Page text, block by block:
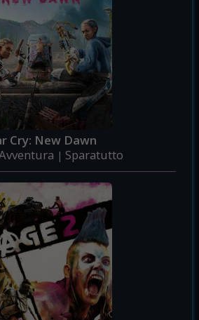
Cry: New Dawn
| Sparatutto